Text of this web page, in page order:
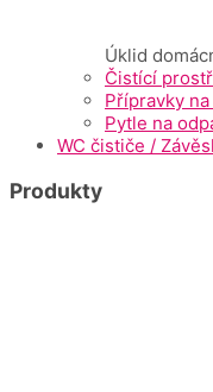
Úklid
Čistící
Přípravky
Pytle na
WC čističe /
Produkty